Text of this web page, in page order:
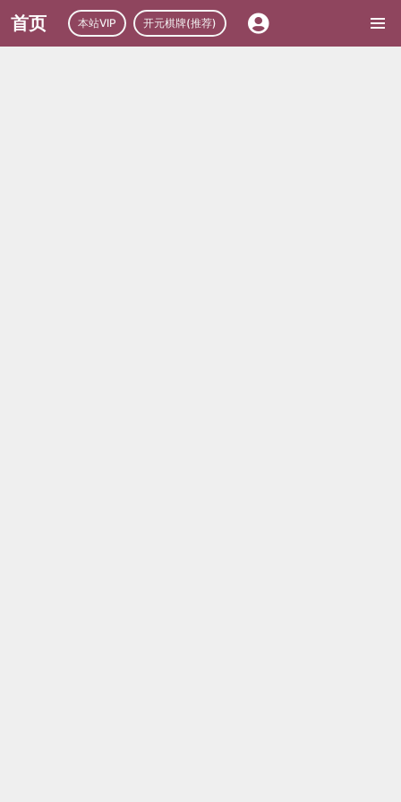
首页 本站VIP 开元棋牌(推荐)